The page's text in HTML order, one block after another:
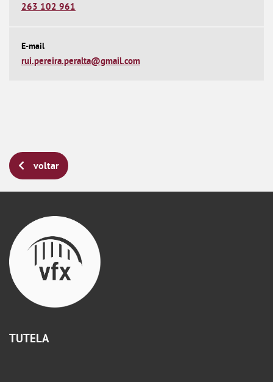
263 102 961
rui.pereira.peralta@gmail.com
voltar
TUTELA